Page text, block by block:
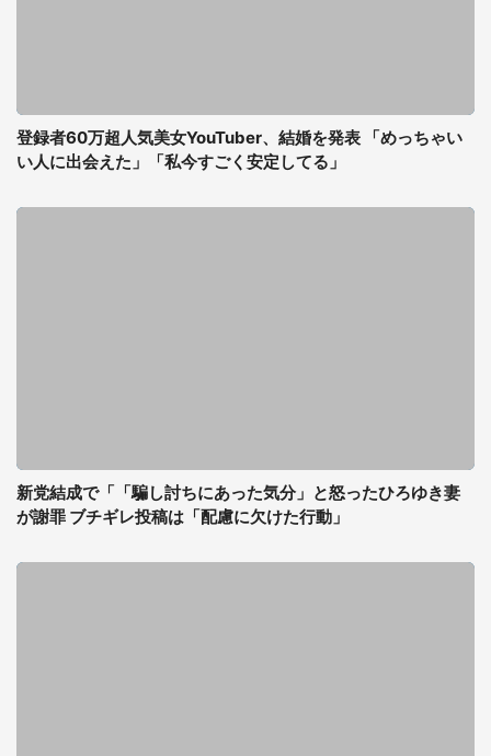
登録者60万超人気美女YouTuber、結婚を発表 「めっちゃい
い人に出会えた」「私今すごく安定してる」
新党結成で「「騙し討ちにあった気分」と怒ったひろゆき妻
が謝罪 ブチギレ投稿は「配慮に欠けた行動」